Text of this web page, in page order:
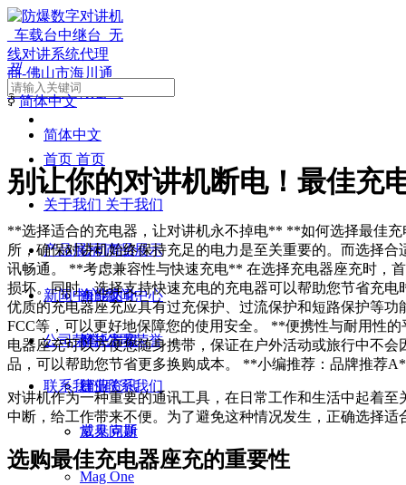
끠
ꀅ 简体中文
简体中文
首页 首页
关于我们 关于我们
公司简介
企业文化
产品展示 产品展示
海能达
摩托罗拉
建伍
威泰克斯
Mag One
新闻中心 新闻中心
解决方案
行业资讯
常见问题
公司荣誉 公司荣誉
联系我们 联系我们
别让你的对讲机断电！最佳充
**选择适合的充电器，让对讲机永不掉电** **如何选择最佳
所，确保对讲机始终保持充足的电力是至关重要的。而选择
讯畅通。 **考虑兼容性与快速充电** 在选择充电器座充时，
损坏。同时，选择支持快速充电的充电器可以帮助您节省充
优质的充电器座充应具有过充保护、过流保护和短路保护等
FCC等，可以更好地保障您的使用安全。 **便携性与耐用性
电器座充可以方便您随身携带，保证在户外活动或旅行中不
品，可以帮助您节省更多换购成本。 **小编推荐：品牌推荐
对讲机作为一种重要的通讯工具，在日常工作和生活中起着
中断，给工作带来不便。为了避免这种情况发生，正确选择适
选购最佳充电器座充的重要性